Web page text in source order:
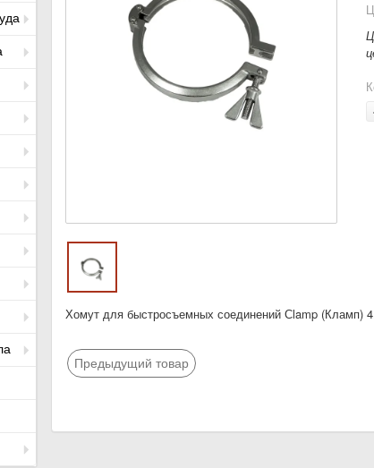
Хомут для быстросъемных соединений Сlamp (Кламп)
Предыдущий товар